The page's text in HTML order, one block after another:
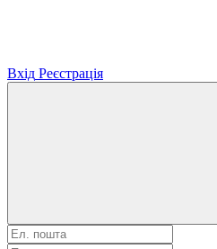
Вхід Реєстрація